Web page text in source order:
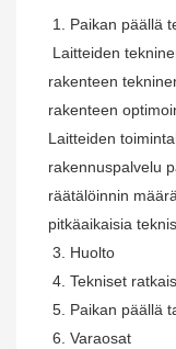
1. Paikan päällä
Laitteiden
rakenteen
rakenteen
Laitteiden
rakennuspalvelu
räätälöinnin
pitkäaikaisia
3. Huolto
4. Tekniset
5. Paikan päällä
6. Varaosat